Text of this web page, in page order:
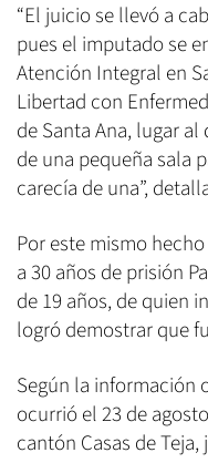
“El juicio se llevó a
pues el imputado se
Atención Integral en
Libertad con
de Santa Ana, lugar
de una pequeña sala
carecía de una”,
Por este mismo
a 30 años de prisión
de 19 años, de quien
logró demostrar que
Según la información
ocurrió el 23 de
cantón Casas de